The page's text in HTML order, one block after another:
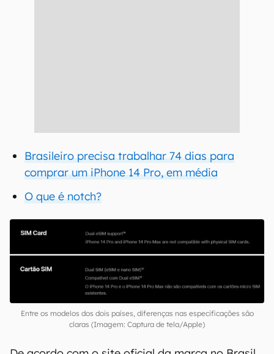
Brasileiro precisa trabalhar 74 dias para
comprar um iPhone 14 Pro, em média
O que é notch?
Entre os modelos dos dois países, diferenças nas especificações são
claras (Imagem: Captura de tela/Apple)